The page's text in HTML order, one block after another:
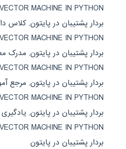
VECTOR MACHINE IN PYTHON
بردار پشتیبان در پایتون,
VECTOR MACHINE IN PYTHON
بردار پشتیبان در پایتون,
VECTOR MACHINE IN PYTHON
بردار پشتیبان در پایتون,
VECTOR MACHINE IN PYTHON
بردار پشتیبان در پایتون,
VECTOR MACHINE IN PYTHON
بردار پشتیبان در پایتون